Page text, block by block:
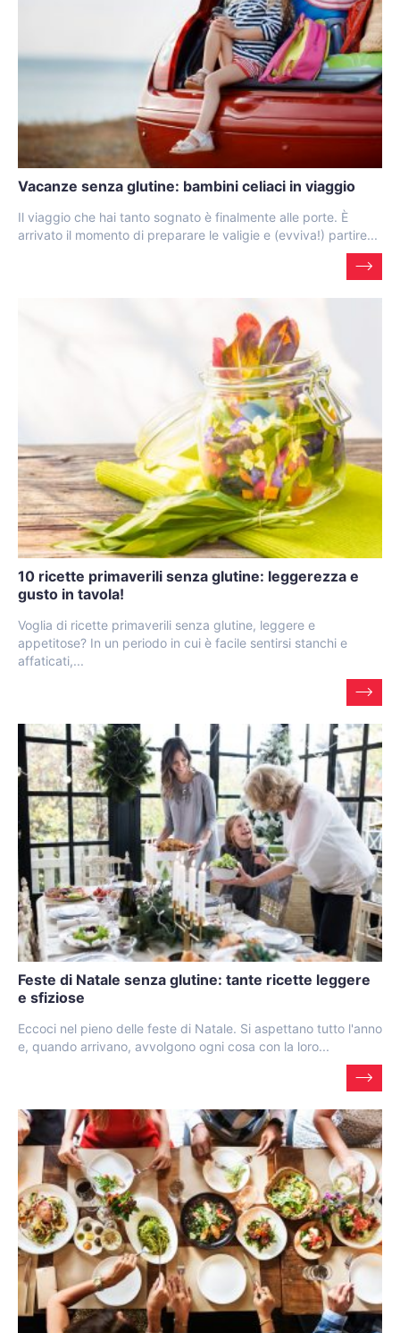
Vacanze senza glutine: bambini celiaci in viaggio
Il viaggio che hai tanto sognato è finalmente alle porte. È
arrivato il momento di preparare le valigie e (evviva!) partire...
10 ricette primaverili senza glutine: leggerezza e
gusto in tavola!
Voglia di ricette primaverili senza glutine, leggere e
appetitose? In un periodo in cui è facile sentirsi stanchi e
affaticati,...
Feste di Natale senza glutine: tante ricette leggere
e sfiziose
Eccoci nel pieno delle feste di Natale. Si aspettano tutto l'anno
e, quando arrivano, avvolgono ogni cosa con la loro...